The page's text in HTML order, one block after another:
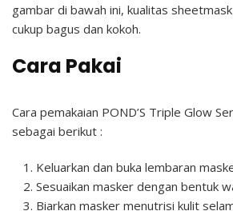
gambar di bawah ini, kualitas sheetmask
cukup bagus dan kokoh.
Cara Pakai
Cara pemakaian POND’S Triple Glow
sebagai berikut :
Keluarkan dan buka lembaran
Sesuaikan masker dengan bentuk
Biarkan masker menutrisi kulit